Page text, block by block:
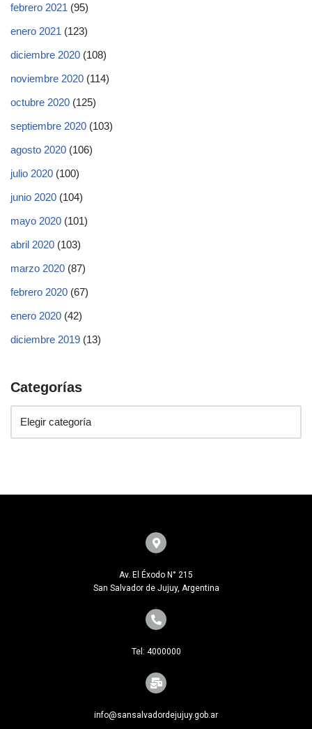
febrero 2021 (95)
enero 2021 (123)
diciembre 2020 (108)
noviembre 2020 (114)
octubre 2020 (125)
septiembre 2020 (103)
agosto 2020 (106)
julio 2020 (100)
junio 2020 (104)
mayo 2020 (101)
abril 2020 (103)
marzo 2020 (87)
febrero 2020 (67)
enero 2020 (42)
diciembre 2019 (13)
Categorías
Av. El Éxodo N° 215
San Salvador de Jujuy, Argentina
Tel: 4000000
info@sansalvadordejujuy.gob.ar